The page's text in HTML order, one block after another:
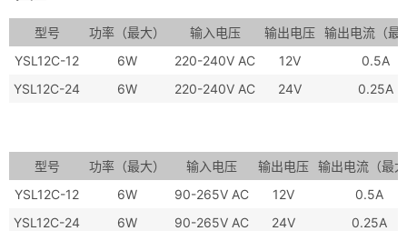
型号 功率（最大） 输入电压 输出电压 输出电流（最
YSL12C-12
6W 220-240V AC 12V
0.5A
YSL12C-24
6W 220-240V AC 24V 0.25A
型号 功率（最大） 输入电压 输出电压 输出电流（最
YSL12C-12
6W 90-265V AC 12V
0.5A
YSL12C-24
6W 90-265V AC 24V 0.25A